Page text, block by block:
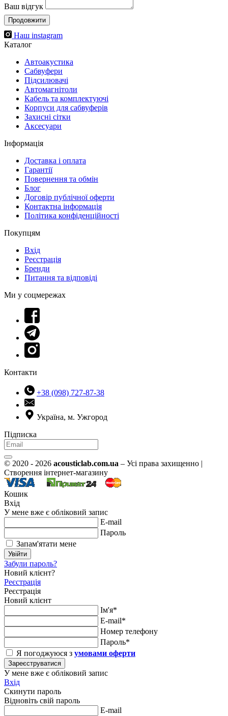
Ваш відгук
Продовжити
Наш instagram
Каталог
Автоакустика
Cабвуфери
Підсилювачі
Автомагнітоли
Кабель та комплектуючі
Корпуси для сабвуферів
Захисні сітки
Аксесуари
Інформація
Доставка і оплата
Гарантії
Повернення та обмін
Блог
Договір публічної оферти
Контактна інформація
Політика конфіденційності
Покупцям
Вхід
Реєстрація
Бренди
Питання та відповіді
Ми у соцмережах
Контакти
+38 (098) 727-87-38
Україна, м. Ужгород
Підписка
© 2020 - 2026 acousticlab.com.ua – Усі права захищенно |
Створення інтернет-магазину
Кошик
Вхід
У мене вже є обліковий запис
E-mail
Пароль
Запам'ятати мене
Увійти
Забули пароль?
Новий клієнт?
Реєстрація
Реєстрація
Новий клієнт
Ім'я*
E-mail*
Номер телефону
Пароль*
Я погоджуюся з умовами оферти
Зареєструватися
У мене вже є обліковий запис
Вхід
Скинути пароль
Відновіть свій пароль
E-mail